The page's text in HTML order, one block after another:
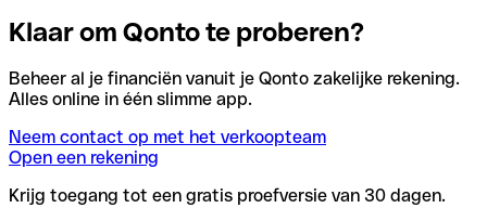
Klaar om Qonto te proberen?
Beheer al je financiën vanuit je Qonto zakelijke rekening.
Alles online in één slimme app.
Neem contact op met het verkoopteam
Open een rekening
Krijg toegang tot een gratis proefversie van 30 dagen.